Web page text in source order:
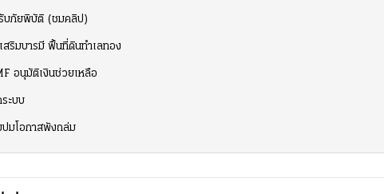
บภัยพิบัติ (ชมคลิป)
สริมบารมี ฟื้นที่ดินทำเลทอง
อนุมัติเงินช่วยเหลือ
ะบบ
ปมโอกาสพังถล่ม